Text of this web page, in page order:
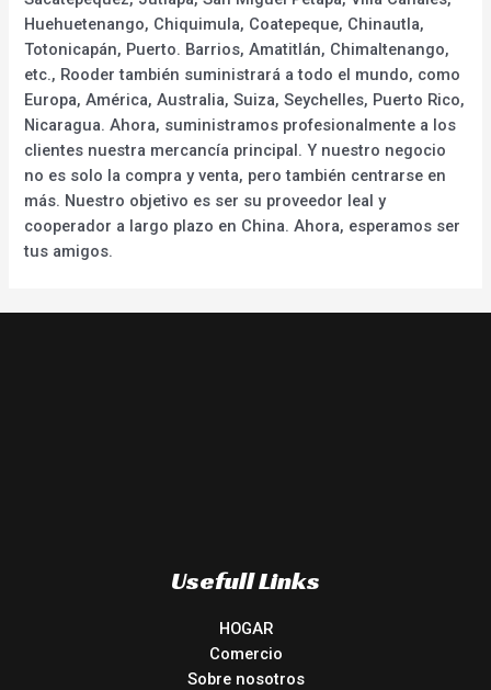
Huehuetenango, Chiquimula, Coatepeque, Chinautla,
Totonicapán, Puerto. Barrios, Amatitlán, Chimaltenango,
etc., Rooder también suministrará a todo el mundo, como
Europa, América, Australia, Suiza, Seychelles, Puerto Rico,
Nicaragua. Ahora, suministramos profesionalmente a los
clientes nuestra mercancía principal. Y nuestro negocio
no es solo la compra y venta, pero también centrarse en
más. Nuestro objetivo es ser su proveedor leal y
cooperador a largo plazo en China. Ahora, esperamos ser
tus amigos.
Usefull Links
HOGAR
Comercio
Sobre nosotros